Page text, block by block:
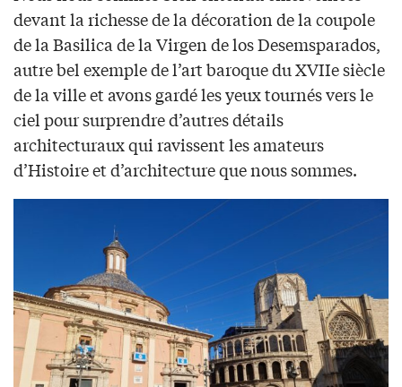
devant la richesse de la décoration de la coupole
de la Basilica de la Virgen de los Desemsparados,
autre bel exemple de l’art baroque du XVIIe siècle
de la ville et avons gardé les yeux tournés vers le
ciel pour surprendre d’autres détails
architecturaux qui ravissent les amateurs
d’Histoire et d’architecture que nous sommes.